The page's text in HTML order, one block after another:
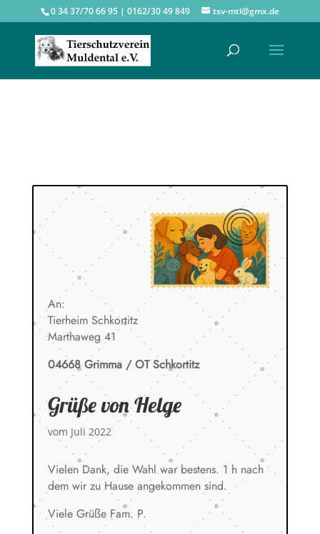
0 34 37/70 66 95 | 0162/30 49 849 tsv-mtl@gmx.de
An:
Tierheim Schkortitz
Marthaweg 41
04668 Grimma / OT Schkortitz
Grüße von Helge
vom Juli 2022
Vielen Dank, die Wahl war bestens. 1 h nach
dem wir zu Hause angekommen sind.
Viele Grüße Fam. P.